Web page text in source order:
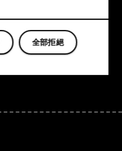
全部拒絕